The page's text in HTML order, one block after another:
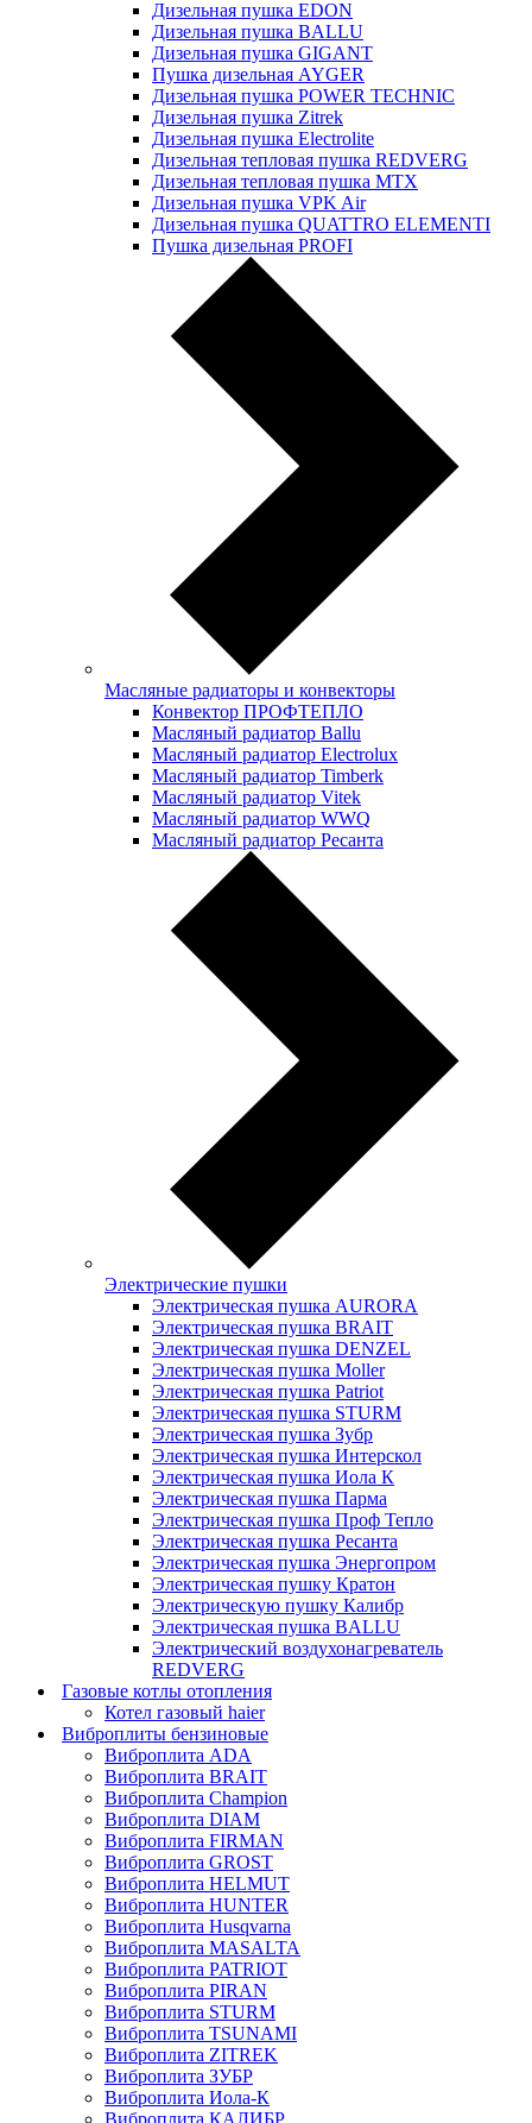
Дизельная пушка EDON
Дизельная пушка BALLU
Дизельная пушка GIGANT
Пушка дизельная AYGER
Дизельная пушка POWER TECHNIC
Дизельная пушка Zitrek
Дизельная пушка Electrolite
Дизельная тепловая пушка REDVERG
Дизельная тепловая пушка MTX
Дизельная пушка VPK Air
Дизельная пушка QUATTRO ELEMENTI
Пушка дизельная PROFI
Масляные радиаторы и конвекторы
Конвектор ПРОФТЕПЛО
Масляный радиатор Ballu
Масляный радиатор Electrolux
Масляный радиатор Timberk
Масляный радиатор Vitek
Масляный радиатор WWQ
Масляный радиатор Ресанта
Электрические пушки
Электрическая пушка AURORA
Электрическая пушка BRAIT
Электрическая пушка DENZEL
Электрическая пушка Moller
Электрическая пушка Patriot
Электрическая пушка STURM
Электрическая пушка Зубр
Электрическая пушка Интерскол
Электрическая пушка Иола К
Электрическая пушка Парма
Электрическая пушка Проф Тепло
Электрическая пушка Ресанта
Электрическая пушка Энергопром
Электрическая пушку Кратон
Электрическую пушку Калибр
Электрическая пушка BALLU
Электрический воздухонагреватель
REDVERG
Газовые котлы отопления
Котел газовый haier
Виброплиты бензиновые
Виброплита ADA
Виброплита BRAIT
Виброплита Champion
Виброплита DIAM
Виброплита FIRMAN
Виброплита GROST
Виброплита HELMUT
Виброплита HUNTER
Виброплита Husqvarna
Виброплита MASALTA
Виброплита PATRIOT
Виброплита PIRAN
Виброплита STURM
Виброплита TSUNAMI
Виброплита ZITREK
Виброплита ЗУБР
Виброплита Иола-К
Виброплита КАЛИБР